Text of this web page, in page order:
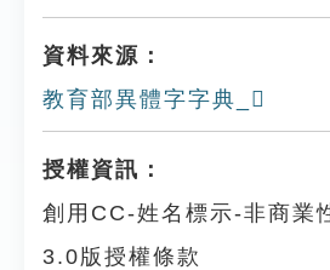
資料來源：
教育部異體字字典_𦓷
授權資訊：
創用CC-姓名標示-非商業
3.0版授權條款